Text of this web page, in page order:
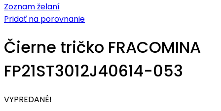
Zoznam želaní
Pridať na porovnanie
Čierne tričko FRACOMINA
FP21ST3012J40614-053
VYPREDANÉ!